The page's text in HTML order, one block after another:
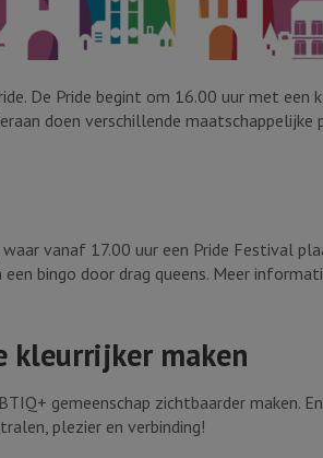
De Pride begint om 16.00 uur met
doen verschillende
vanaf 17.00 uur een Pride Festival
bingo door drag queens. Meer
kleurrijker maken
gemeenschap zichtbaarder maken.
plezier en verbinding!